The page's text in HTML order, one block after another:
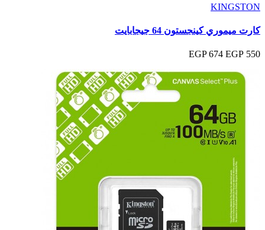
KINGSTON
كارت ميموري كينجستون 64 جيجابايت
550 EGP
674 EGP